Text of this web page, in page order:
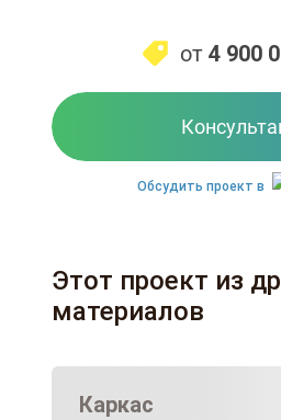
от 4 900
Обсудить проект в
Этот проект из
материалов
Каркас